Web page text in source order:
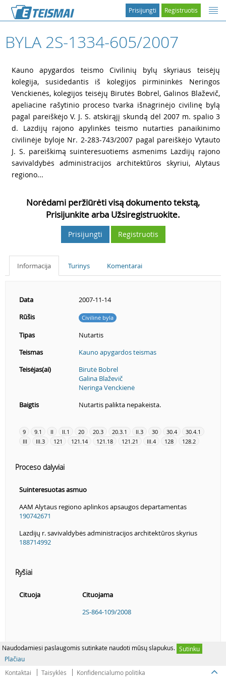
Naudodamiesi paslaugomis sutinkate naudoti mūsų slapukus. Sutinku
Plačiau
Registruotis
Prisijungti
BYLA 2S-1334-605/2007
Kauno apygardos teismo Civilinių bylų skyriaus teisėjų
kolegija, susidedantis iš kolegijos pirmininkės Neringos
Venckienės, kolegijos teisėjų Birutės Bobrel, Galinos Blaževič,
apeliacine rašytinio proceso tvarka išnagrinėjo civilinę bylą
pagal pareiškėjo V. J. S. atskirąjį skundą dėl 2007 m. spalio 3
d. Lazdijų rajono apylinkės teismo nutarties panaikinimo
civilinėje byloje Nr. 2-283-743/2007 pagal pareiškėjo Vytauto
J. S. pareiškimą suinteresuotiems asmenims Lazdijų rajono
savivaldybės administracijos architektūros skyriui, Alytaus
regiono...
Norėdami peržiūrėti visą dokumento tekstą,
Prisijunkite arba Užsiregistruokite.
Prisijungti Registruotis
Informacija Turinys Komentarai
Data
2007-11-14
Rūšis
Civilinė byla
Tipas
Nutartis
Teismas
Kauno apygardos teismas
Teisėjas(ai)
Birutė Bobrel
Galina Blaževič
Neringa Venckienė
Baigtis
Nutartis palikta nepakeista.
9 9.1 II II.1 20 20.3 20.3.1 II.3 30 30.4
30.4.1
III
III.3 121 121.14 121.18 121.21 III.4 128 128.2
Proceso dalyviai
Suinteresuotas asmuo
AAM Alytaus regiono aplinkos apsaugos departamentas
190742671
Lazdijų r. savivaldybės administracijos architektūros skyrius
188714992
Ryšiai
Cituoja
Cituojama
2S-864-109/2008
Kontaktai Taisyklės Konfidencialumo politika